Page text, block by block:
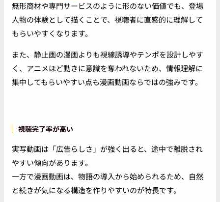
無形商材や専門サービスのように形のない価値でも、登場
人物の体験として描くことで、視聴者に直感的に理解して
もらいやすくなります。
また、静止画の漫画よりも視線誘導やテンポを設計しやす
く、アニメほど動きに意識を奪われないため、情報理解に
集中してもらいやすい点も漫画動画ならではの強みです。
視聴完了率が高い
実写動画は「広告らしさ」が強く出ると、途中で離脱され
やすい傾向があります。
一方で漫画動画は、物語の導入から始められるため、自然
と続きが気になる構造を作りやすいのが特長です。